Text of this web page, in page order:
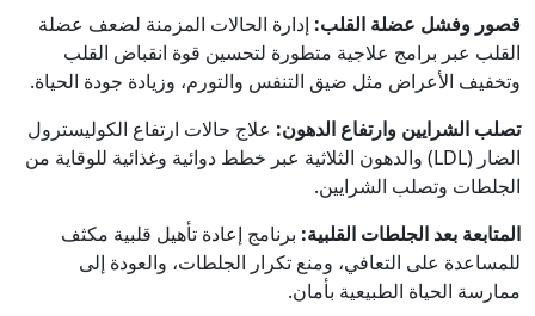
قصور وفشل عضلة القلب: إدارة الحالات المزمنة لضعف عضلة
القلب عبر برامج علاجية متطورة لتحسين قوة انقباض القلب
وتخفيف الأعراض مثل ضيق التنفس والتورم، وزيادة جودة الحياة.
تصلب الشرايين وارتفاع الدهون: علاج حالات ارتفاع الكوليسترول
الضار (LDL) والدهون الثلاثية عبر خطط دوائية وغذائية للوقاية من
الجلطات وتصلب الشرايين.
المتابعة بعد الجلطات القلبية: برنامج إعادة تأهيل قلبية مكثف
للمساعدة على التعافي، ومنع تكرار الجلطات، والعودة إلى
ممارسة الحياة الطبيعية بأمان.